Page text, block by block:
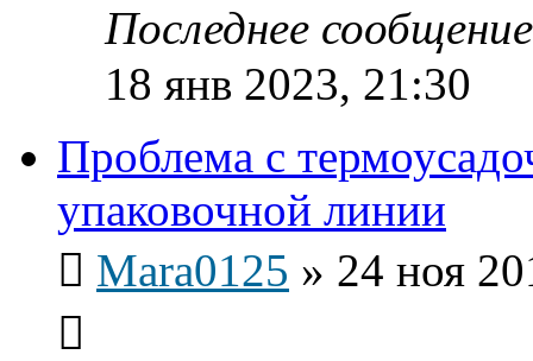
Последнее
18 янв 2023, 21:30
Проблема с
упаковочной линии
Mara0125 » 24 ноя